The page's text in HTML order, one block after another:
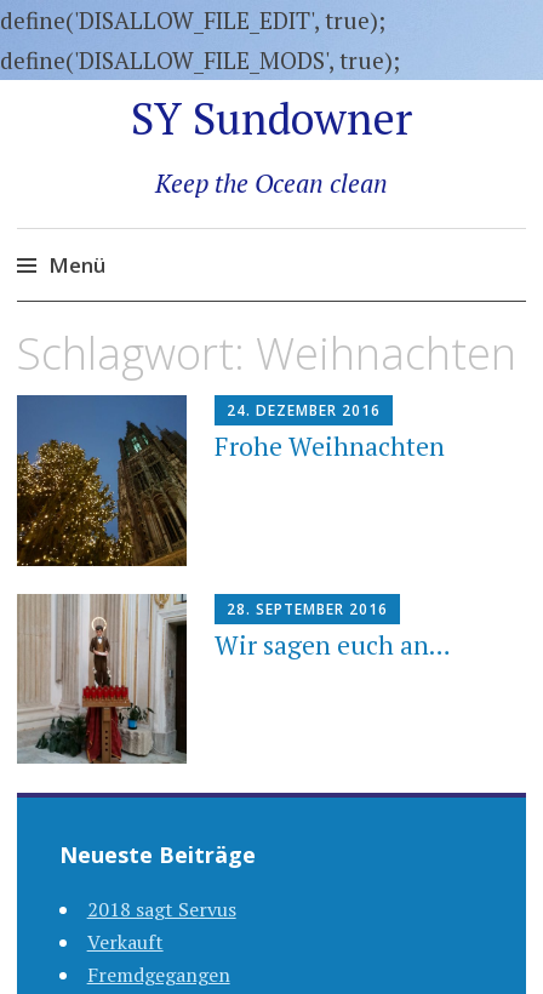
define('DISALLOW_FILE_EDIT', true);
define('DISALLOW_FILE_MODS', true);
SY Sundowner
Keep the Ocean clean
Menü
Inhalt
Schlagwort: Weihnachten
24. DEZEMBER 2016
Frohe Weihnachten
28. SEPTEMBER 2016
Wir sagen euch an…
Neueste Beiträge
2018 sagt Servus
Verkauft
Fremdgegangen